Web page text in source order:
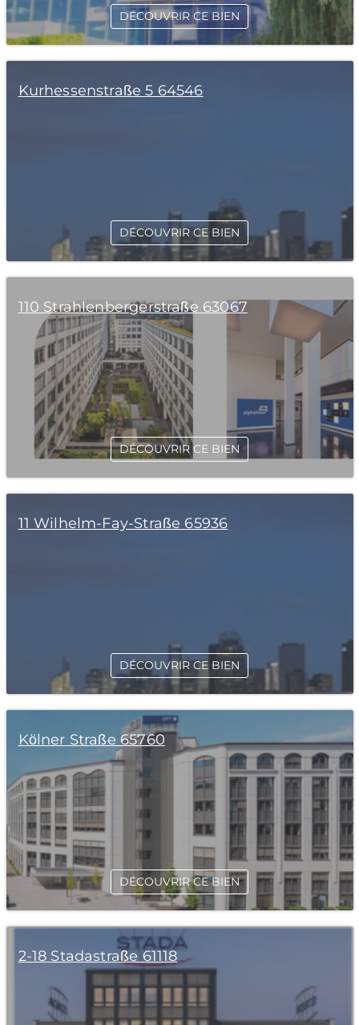
DÉCOUVRIR CE BIEN
Kurhessenstraße 5 64546
DÉCOUVRIR CE BIEN
110 Strahlenbergerstraße 63067
DÉCOUVRIR CE BIEN
11 Wilhelm-Fay-Straße 65936
DÉCOUVRIR CE BIEN
Kölner Straße 65760
DÉCOUVRIR CE BIEN
2-18 Stadastraße 61118